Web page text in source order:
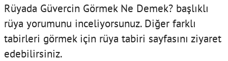
Rüyada Güvercin Görmek Ne Demek? başlıklı
rüya yorumunu inceliyorsunuz. Diğer farklı
tabirleri görmek için rüya tabiri sayfasını ziyaret
edebilirsiniz.